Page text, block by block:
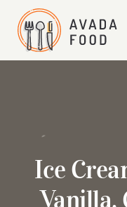
content
Ice
Vanilla,